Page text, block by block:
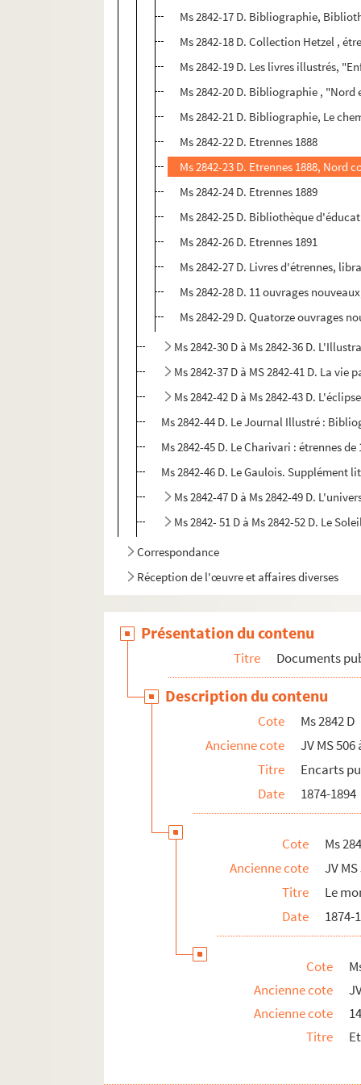
Ms 2842-17 D. Bibliographie,
Ms 2842-18 D. Collection Hetzel ,
Ms 2842-19 D. Les livres illustrés,
Ms 2842-20 D. Bibliographie , "Nord
Ms 2842-21 D. Bibliographie, Le
Ms 2842-22 D. Etrennes 1888
Ms 2842-23 D. Etrennes 1888, Nord
Ms 2842-24 D. Etrennes 1889
Ms 2842-25 D. Bibliothèque
Ms 2842-26 D. Etrennes 1891
Ms 2842-27 D. Livres d'étrennes,
Ms 2842-28 D. 11 ouvrages
Ms 2842-29 D. Quatorze ouvrages
Ms 2842-30 D à Ms 2842-36 D.
Ms 2842-37 D à MS 2842-41 D. La vie
Ms 2842-42 D à Ms 2842-43 D. L'éclipse
Ms 2842-44 D. Le Journal Illustré :
Ms 2842-45 D. Le Charivari : étrennes de
Ms 2842-46 D. Le Gaulois.
Ms 2842-47 D à Ms 2842-49 D.
Ms 2842- 51 D à Ms 2842-52 D. Le
Correspondance
Réception de l'œuvre et affaires diverses
Présentation du contenu
Titre Documents
Description du contenu
Cote
Ms 2842 D
Ancienne cote
JV MS 506
Titre
Encarts
Date
1874-1894
Cote
Ms
Ancienne cote
JV
Titre
Le
Date
1874-
Cote
Ancienne cote
Ancienne cote
Titre